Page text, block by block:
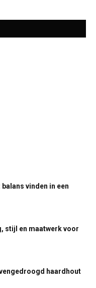
vinden in een
stijl en maatwerk voor
haardhout